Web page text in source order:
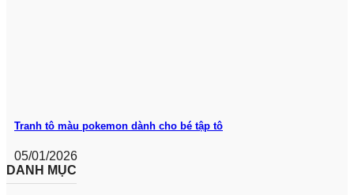
Tranh tô màu pokemon dành cho bé tập tô
05/01/2026
DANH MỤC